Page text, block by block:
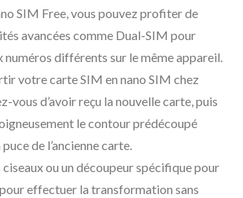
SIM Free, vous pouvez profiter de
avancées comme Dual-SIM pour
numéros différents sur le même appareil.
votre carte SIM en nano SIM chez
vous d’avoir reçu la nouvelle carte, puis
le contour prédécoupé
de l’ancienne carte.
ou un découpeur spécifique pour
effectuer la transformation sans